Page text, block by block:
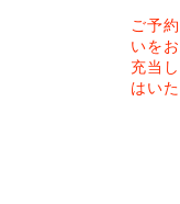
ご予
いを
充当
はい